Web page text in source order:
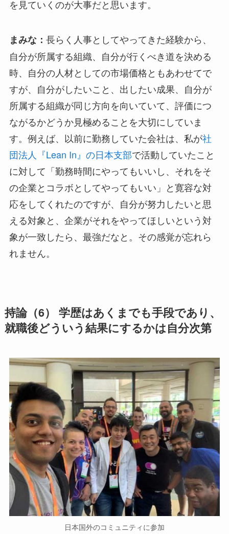
を見ていくのが大事だと思います。
まみな： 長らく人事としてやってきた経験から、
自分が所属する組織、自分が行くべき道を決める
時、自分の人材としての市場価格ともあわせてで
すが、自分がしたいこと、出したい成果、自分が
所属する組織が同じ方向を向いていて、評価につ
ながるかどうか見極めることを大切にしていま
す。例えば、以前に勤務していた会社は、私が社
団法人『Lean In』の日本支部で活動していたこと
に対して「勤務時間にやってもいいし、それをそ
の企業とコラボとしてやってもいい」と寛容な対
応をしてくれたのですが、自分が努力したいと思
える対象と、企業がそれをやってほしいという対
象が一致したら、最強だなと。その感覚が忘れら
れません。
持論（6） 学歴はあくまでも手段であり、​
就職後どういう結果にするかは自分次第​
日本国外のコミュニティに参加